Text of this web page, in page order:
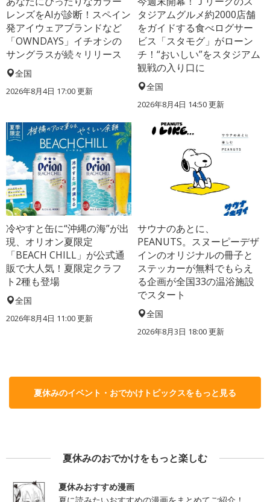
レンズをAIが診断！スペイン
発アイウェアブランドなど
「OWNDAYS」イチオシの
サングラスが続々リリース
全国
2026年8月4日 17:00更新
タジアムグルメ約2000店舗
をガイドする食べログサー
ビス「スタモグ」がローン
チ！“おいしい”をスタジアム
観戦の入り口に
全国
2026年8月4日 14:50更新
冷やすと缶に“沖縄の海”が出
現、オリオン夏限定
「BEACH CHILL」が公式通
販で大人気！夏限定クラフ
ト2種も登場
全国
2026年8月4日 11:00更新
サウナのあとに、
PEANUTS。スヌーピーデザ
インのオリジナルの冊子と
ステッカーが無料でもらえ
る企画が全国33の温浴施設
でスタート
全国
2026年8月3日 18:00更新
夏休みのイベント・おでかけトピックスをもっと見る
夏休みのおでかけをもっと楽しむ
夏休みおすすめ漫画